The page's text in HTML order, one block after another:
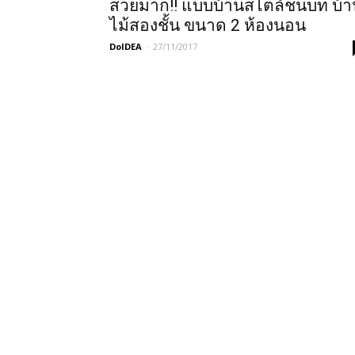
สวยมาก!! แบบบ้านสไตล์ชนบท บ้
ไม้สองชั้น ขนาด 2 ห้องนอน
DoIDEA - 27/11/2017